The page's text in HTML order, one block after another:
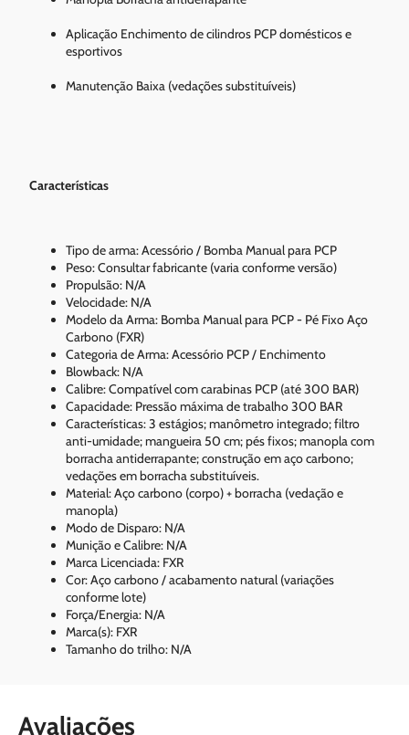
Aplicação Enchimento de cilindros PCP domésticos e
esportivos
Manutenção Baixa (vedações substituíveis)
Características
Tipo de arma: Acessório / Bomba Manual para PCP
Peso: Consultar fabricante (varia conforme versão)
Propulsão: N/A
Velocidade: N/A
Modelo da Arma: Bomba Manual para PCP - Pé Fixo Aço
Carbono (FXR)
Categoria de Arma: Acessório PCP / Enchimento
Blowback: N/A
Calibre: Compatível com carabinas PCP (até 300 BAR)
Capacidade: Pressão máxima de trabalho 300 BAR
Características: 3 estágios; manômetro integrado; filtro
anti-umidade; mangueira 50 cm; pés fixos; manopla com
borracha antiderrapante; construção em aço carbono;
vedações em borracha substituíveis.
Material: Aço carbono (corpo) + borracha (vedação e
manopla)
Modo de Disparo: N/A
Munição e Calibre: N/A
Marca Licenciada: FXR
Cor: Aço carbono / acabamento natural (variações
conforme lote)
Força/Energia: N/A
Marca(s): FXR
Tamanho do trilho: N/A
Avaliações